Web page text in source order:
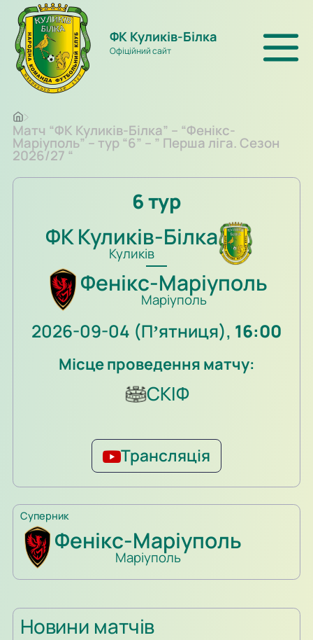
ФК Куликів-Білка
Офіційний сайт
Матч “ФК Куликів-Білка” – “Фенікс-
Маріуполь” – тур “6” – ” Перша ліга. Сезон
2026/27 “
6 тур
ФК Куликів-Білка
Куликів
Фенікс-Маріуполь
Маріуполь
2026-09-04 (Пʼятниця), 16:00
Місце проведення матчу:
СКІФ
Трансляція
Суперник
Фенікс-Маріуполь
Маріуполь
Новини матчів